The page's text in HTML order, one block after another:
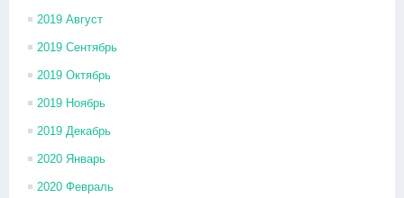
2019 Август
2019 Сентябрь
2019 Октябрь
2019 Ноябрь
2019 Декабрь
2020 Январь
2020 Февраль